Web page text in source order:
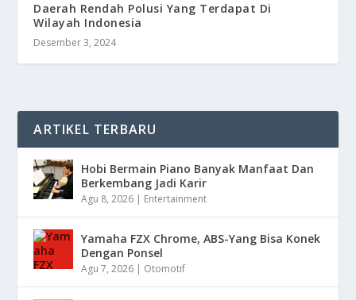
Daerah Rendah Polusi Yang Terdapat Di
Wilayah Indonesia
Desember 3, 2024
ARTIKEL TERBARU
Hobi Bermain Piano Banyak Manfaat Dan
Berkembang Jadi Karir
Agu 8, 2026 | Entertainment
Yamaha FZX Chrome, ABS-Yang Bisa Konek
Dengan Ponsel
Agu 7, 2026 | Otomotif